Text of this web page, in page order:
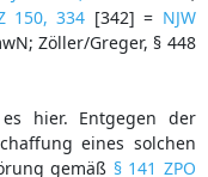
150, 334 [342] = NJW
Zöller/Greger, § 448
hier. Entgegen der
eines solchen
gemäß § 141 ZPO